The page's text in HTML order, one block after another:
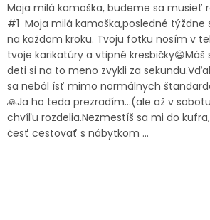
Moja milá kamoška, budeme sa musieť
#1 Moja milá kamoška,posledné týždne
na každom kroku. Tvoju fotku nosím v
tvoje karikatúry a vtipné kresbičky😄Máš
deti si na to meno zvykli za
sa nebál ísť mimo normálnych
🙏Ja ho teda prezradím…(ale až v
chvíľu rozdelia.Nezmestíš sa mi do
česť cestovať s nábytkom ...